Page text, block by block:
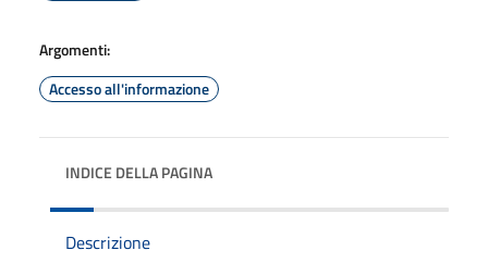
Argomenti:
Accesso all'informazione
INDICE DELLA PAGINA
Descrizione